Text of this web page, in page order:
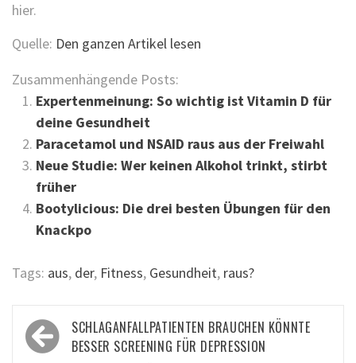
hier.
Quelle: Den ganzen Artikel lesen
Zusammenhängende Posts:
Expertenmeinung: So wichtig ist Vitamin D für
deine Gesundheit
Paracetamol und NSAID raus aus der Freiwahl
Neue Studie: Wer keinen Alkohol trinkt, stirbt
früher
Bootylicious: Die drei besten Übungen für den
Knackpo
Tags: aus, der, Fitness, Gesundheit, raus?
Beitragsnavigation
SCHLAGANFALLPATIENTEN BRAUCHEN KÖNNTE
BESSER SCREENING FÜR DEPRESSION